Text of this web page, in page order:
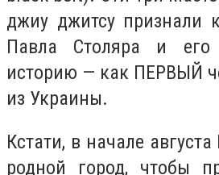
джиу джитсу признали
Павла Столяра и
историю — как ПЕРВЫЙ
из Украины.
Кстати, в начале
родной город, чтобы